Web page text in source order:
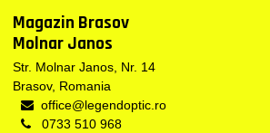
Magazin Brasov
Molnar Janos
Str. Molnar Janos, Nr. 14
Brasov, Romania
office@legendoptic.ro
0733 510 968